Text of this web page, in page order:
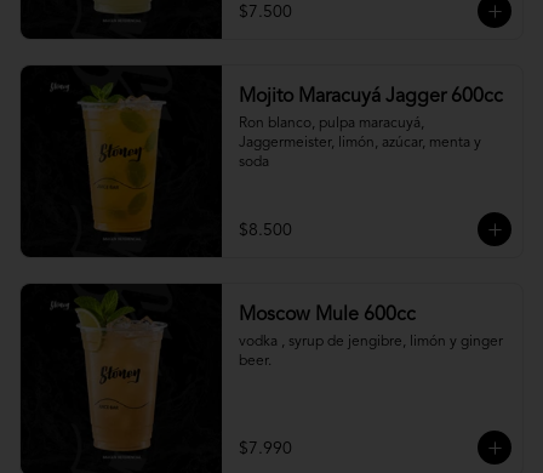
$7.500
Mojito Maracuyá Jagger 600cc
Ron blanco, pulpa maracuyá,
Jaggermeister, limón, azúcar, menta y
soda
$8.500
Moscow Mule 600cc
vodka , syrup de jengibre, limón y ginger
beer.
$7.990